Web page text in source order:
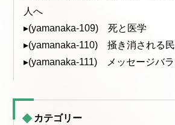
人へ
▸(yamanaka-109) 死と医学
▸(yamanaka-110) 掻き消される
▸(yamanaka-111) メッセージバラ
カテゴリー